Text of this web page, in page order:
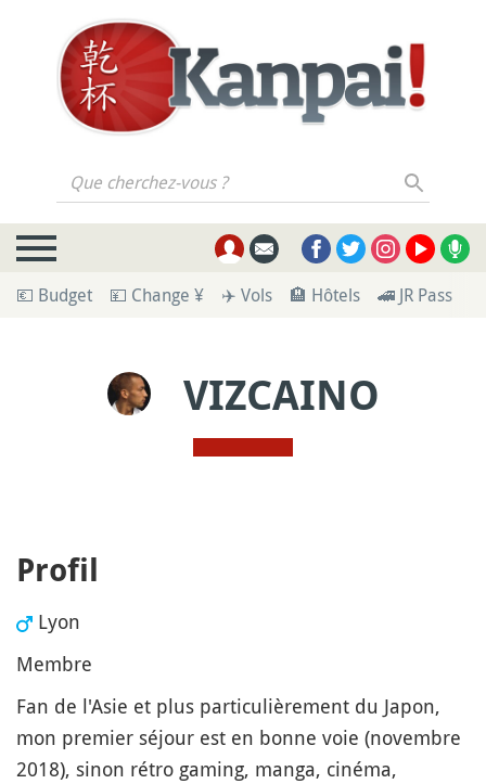
Que cherchez-vous ?
💶 Budget 💴 Change ¥ ✈️ Vols 🏨 Hôtels 🚄 JR Pass
VIZCAINO
Profil
Lyon
Membre
Fan de l'Asie et plus particulièrement du Japon,
mon premier séjour est en bonne voie (novembre
2018), sinon rétro gaming, manga, cinéma,